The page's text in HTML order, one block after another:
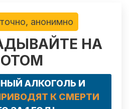
анонимно
НА
АЛКОГОЛЬ И
К СМЕРТИ